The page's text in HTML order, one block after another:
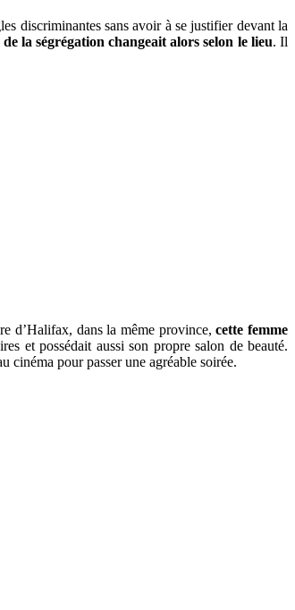
discriminantes sans avoir à se justifier devant la
la ségrégation changeait alors selon le lieu. Il
d’Halifax, dans la même province, cette femme
et possédait aussi son propre salon de beauté.
pour passer une agréable soirée.